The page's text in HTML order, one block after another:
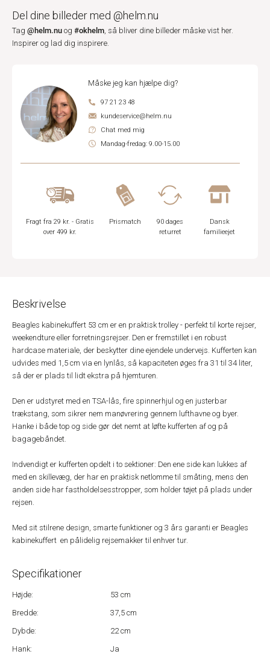
Del dine billeder med @helm.nu
Tag @helm.nu og #okhelm, så bliver dine billeder måske vist her.
Inspirer og lad dig inspirere.
Måske jeg kan hjælpe dig?
97 21 23 48
kundeservice@helm.nu
Chat med mig
Mandag-fredag: 9.00-15.00
Fragt fra 29 kr. - Gratis
over 499 kr.
Prismatch
90 dages
returret
Dansk
familieejet
Beskrivelse
Beagles kabinekuffert 53 cm er en praktisk trolley - perfekt til korte rejser,
weekendture eller forretningsrejser. Den er fremstillet i en robust
hardcase materiale, der beskytter dine ejendele undervejs. Kufferten kan
udvides med 1,5 cm via en lynlås, så kapaciteten øges fra 31 til 34 liter,
så der er plads til lidt ekstra på hjemturen.
Den er udstyret med en TSA-lås, fire spinnerhjul og en justerbar
trækstang, som sikrer nem manøvrering gennem lufthavne og byer.
Hanke i både top og side gør det nemt at løfte kufferten af og på
bagagebåndet.
Indvendigt er kufferten opdelt i to sektioner: Den ene side kan lukkes af
med en skillevæg, der har en praktisk netlomme til småting, mens den
anden side har fastholdelsesstropper, som holder tøjet på plads under
rejsen.
Med sit stilrene design, smarte funktioner og 3 års garanti er Beagles
kabinekuffert en pålidelig rejsemakker til enhver tur.
Specifikationer
Højde:
53 cm
Bredde:
37,5 cm
Dybde:
22 cm
Hank:
Ja